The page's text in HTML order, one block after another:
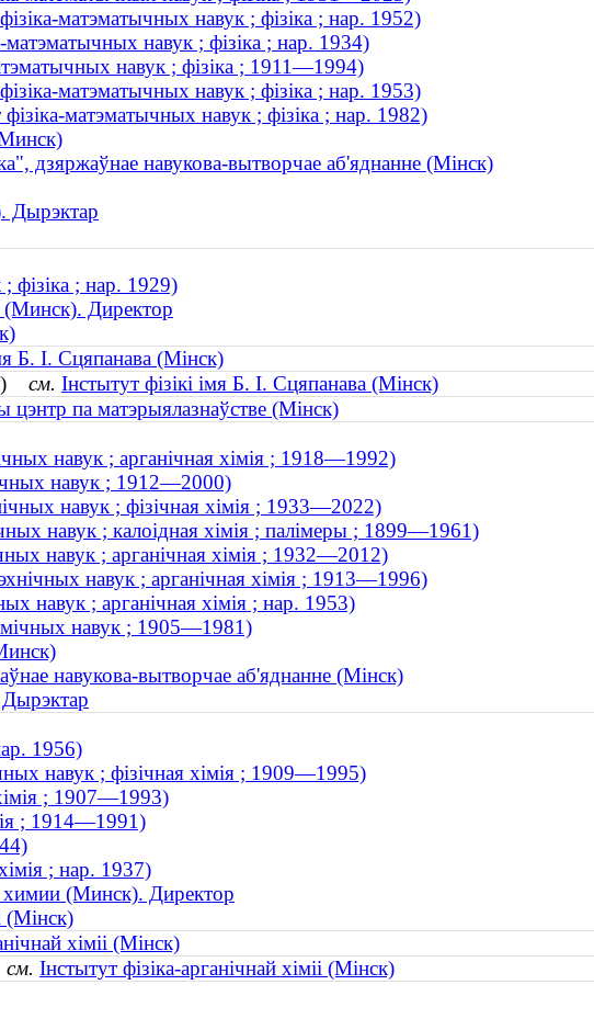
матэматычных навук ; фізіка ; нар. 1952)
матэматычных навук ; фізіка ; нар. 1934)
навук ; фізіка ; 1911—1994)
матэматычных навук ; фізіка ; нар. 1953)
матэматычных навук ; фізіка ; нар. 1982)
дзяржаўнае навукова-вытворчае аб'яднанне (Мінск)
Дырэктар
фізіка ; нар. 1929)
Директор
Б. І. Сцяпанава (Мінск)
см. Інстытут фізікі імя Б. І. Сцяпанава (Мінск)
цэнтр па матэрыялазнаўстве (Мінск)
навук ; арганічная хімія ; 1918—1992)
навук ; 1912—2000)
навук ; фізічная хімія ; 1933—2022)
навук ; калоідная хімія ; палімеры ; 1899—1961)
навук ; арганічная хімія ; 1932—2012)
навук ; арганічная хімія ; 1913—1996)
навук ; арганічная хімія ; нар. 1953)
навук ; 1905—1981)
навукова-вытворчае аб'яднанне (Мінск)
Дырэктар
1956)
навук ; фізічная хімія ; 1909—1995)
; 1907—1993)
; 1914—1991)
; нар. 1937)
химии (Минск). Директор
(Мінск)
хіміі (Мінск)
см. Інстытут фізіка-арганічнай хіміі (Мінск)